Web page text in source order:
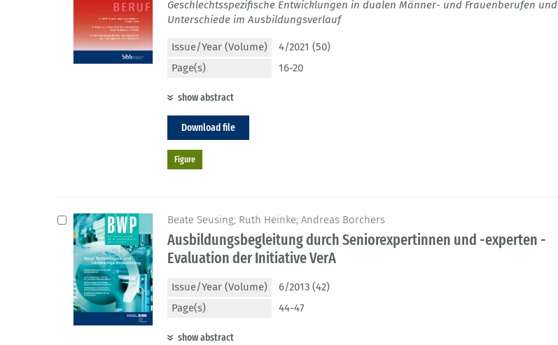
Geschlechtsspezifische Entwicklungen in dualen Männer- und Frauenberufen und
Unterschiede im Ausbildungsverlauf
Issue/Year (Volume)
4/2021 (50)
Page(s)
16-20
show abstract
Download file
Figure
Beate Seusing; Ruth Heinke; Andreas Borchers
Ausbildungsbegleitung durch Seniorexpertinnen und -experten -
Evaluation der Initiative VerA
Issue/Year (Volume)
6/2013 (42)
Page(s)
44-47
show abstract